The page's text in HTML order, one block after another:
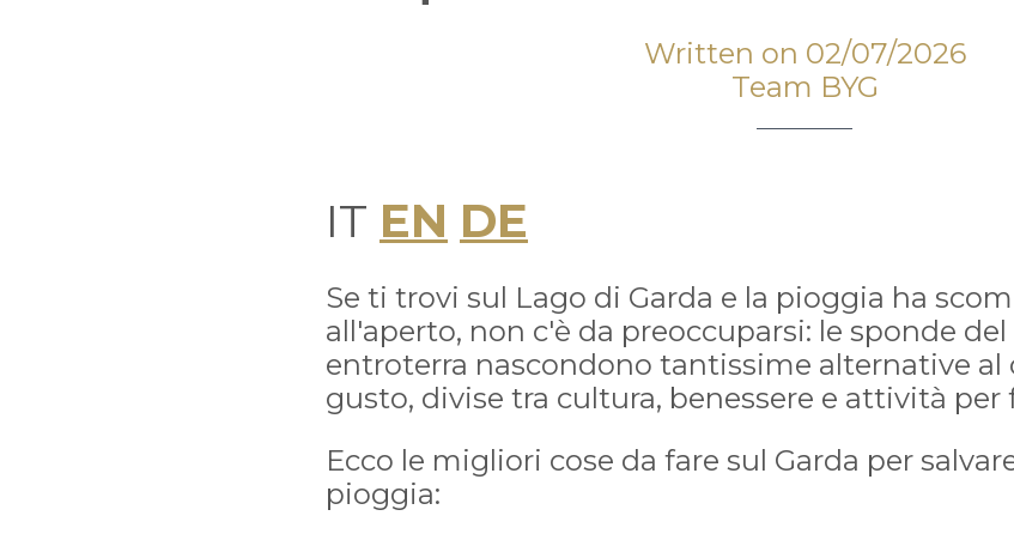
Written on 02/07/2026
Team BYG
IT EN DE
Se ti trovi sul Lago di Garda e la pioggia ha
all'aperto, non c'è da preoccuparsi: le sponde
entroterra nascondono tantissime alternative al
gusto, divise tra cultura, benessere e attività per
Ecco le migliori cose da fare sul Garda per
pioggia: